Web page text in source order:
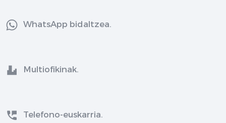
WhatsApp bidaltzea.
Multiofikinak.
Telefono-euskarria.